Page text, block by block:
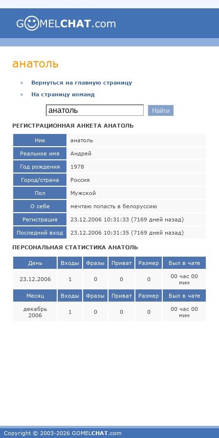
анатоль
●
Вернуться на главную страницу
●
На страницу команд
РЕГИСТРАЦИОННАЯ АНКЕТА АНАТОЛЬ
Ник анатоль
Реальное имя Андрей
Год рождения 1978
Город/страна Россия
Пол Мужской
О себе мечтаю попасть в белоруссию
Регистрация 23.12.2006 10:31:33 (7169 дней назад)
Последний вход 23.12.2006 10:31:35 (7169 дней назад)
ПЕРСОНАЛЬНАЯ СТАТИСТИКА АНАТОЛЬ
День Входы Фразы Приват Размер Был в чате
23.12.2006 1 0 0 0
00 час 00
мин
Месяц Входы Фразы Приват Размер Был в чате
декабрь
2006
1 0 0 0
00 час 00
мин
Copyright © 2003-2026 GOMEL CHAT.com